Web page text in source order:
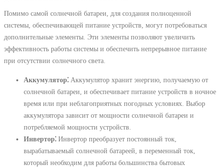
Помимо самой солнечной батареи, для создания полноценной
системы, обеспечивающей питание устройств, могут потребоваться
дополнительные элементы. Эти элементы позволяют увеличить
эффективность работы системы и обеспечить непрерывное питание
при отсутствии солнечного света.
Аккумулятор⁚ Аккумулятор хранит энергию, получаемую от
солнечной батареи, и обеспечивает питание устройств в ночное
время или при неблагоприятных погодных условиях. Выбор
аккумулятора зависит от мощности солнечной батареи и
потребляемой мощности устройств.
Инвертор⁚ Инвертор преобразует постоянный ток,
вырабатываемый солнечной батареей, в переменный ток,
который необходим для работы большинства бытовых